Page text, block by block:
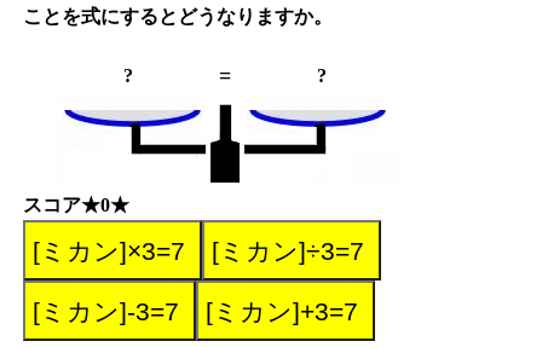
ことを式にするとどうなりますか。
? = ?
スコア★0★